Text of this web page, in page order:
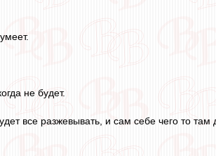
не будет.
все разжевывать, и сам себе чего то там